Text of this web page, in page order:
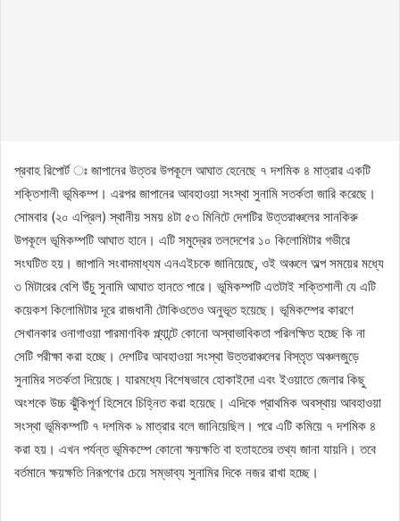
প্রবাহ রিপোর্ট ঃ জাপানের উত্তর উপকূলে আঘাত হেনেছে ৭ দশমিক ৪ মাত্রার একটি
শক্তিশালী ভূমিকম্প। এরপর জাপানের আবহাওয়া সংস্থা সুনামি সতর্কতা জারি করেছে।
সোমবার (২০ এপ্রিল) স্থানীয় সময় ৪টা ৫৩ মিনিটে দেশটির উত্তরাঞ্চলের সানকিরু
উপকূলে ভূমিকম্পটি আঘাত হানে। এটি সমুদ্রের তলদেশের ১০ কিলোমিটার গভীরে
সংঘটিত হয়। জাপানি সংবাদমাধ্যম এনএইচকে জানিয়েছে, ওই অঞ্চলে অল্প সময়ের মধ্যে
৩ মিটারের বেশি উঁচু সুনামি আঘাত হানতে পারে। ভূমিকম্পটি এতটাই শক্তিশালী যে এটি
কয়েকশ কিলোমিটার দূরে রাজধানী টোকিওতেও অনুভূত হয়েছে। ভূমিকম্পের কারণে
সেখানকার ওনাগাওয়া পারমাণবিক প্ল্যান্টে কোনো অস্বাভাবিকতা পরিলক্ষিত হচ্ছে কি না
সেটি পরীক্ষা করা হচ্ছে। দেশটির আবহাওয়া সংস্থা উত্তরাঞ্চলের বিস্তৃত অঞ্চলজুড়ে
সুনামির সতর্কতা দিয়েছে। যারমধ্যে বিশেষভাবে হোকাইদো এবং ইওয়াতে জেলার কিছু
অংশকে উচ্চ ঝুঁকিপূর্ণ হিসেবে চিহ্নিত করা হয়েছে। এদিকে প্রাথমিক অবস্থায় আবহাওয়া
সংস্থা ভূমিকম্পটি ৭ দশমিক ৯ মাত্রার বলে জানিয়েছিল। পরে এটি কমিয়ে ৭ দশমিক ৪
করা হয়। এখন পর্যন্ত ভূমিকম্পে কোনো ক্ষয়ক্ষতি বা হতাহতের তথ্য জানা যায়নি। তবে
বর্তমানে ক্ষয়ক্ষতি নিরূপণের চেয়ে সম্ভাব্য সুনামির দিকে নজর রাখা হচ্ছে।